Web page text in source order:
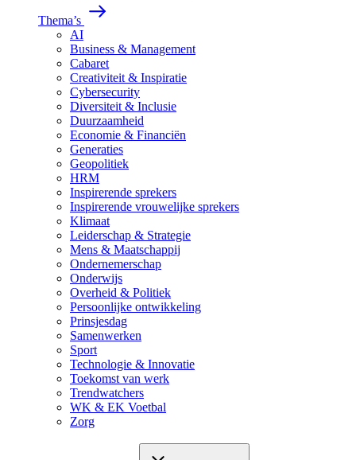
Thema’s
AI
Business & Management
Cabaret
Creativiteit & Inspiratie
Cybersecurity
Diversiteit & Inclusie
Duurzaamheid
Economie & Financiën
Generaties
Geopolitiek
HRM
Inspirerende sprekers
Inspirerende vrouwelijke sprekers
Klimaat
Leiderschap & Strategie
Mens & Maatschappij
Ondernemerschap
Onderwijs
Overheid & Politiek
Persoonlijke ontwikkeling
Prinsjesdag
Samenwerken
Sport
Technologie & Innovatie
Toekomst van werk
Trendwatchers
WK & EK Voetbal
Zorg